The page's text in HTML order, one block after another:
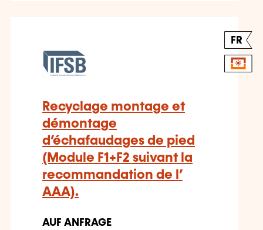
FR
Recyclage montage et
démontage
d’échafaudages de pied
(Module F1+F2 suivant la
recommandation de l’
AAA).
AUF ANFRAGE